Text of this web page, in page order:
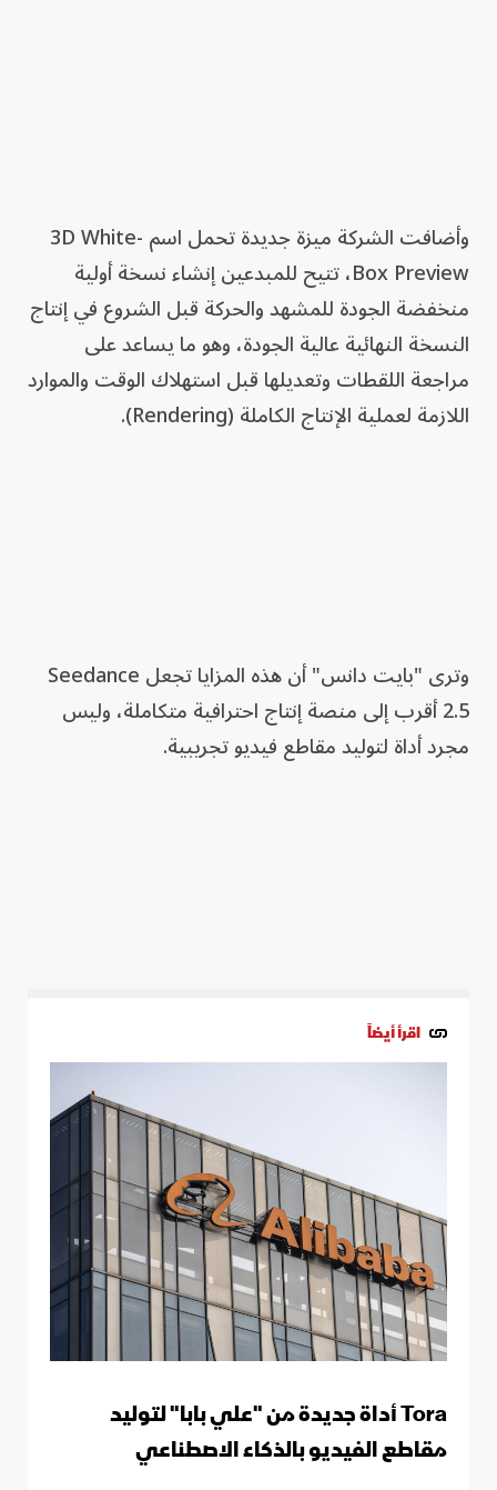
وأضافت الشركة ميزة جديدة تحمل اسم 3D White-
Box Preview، تتيح للمبدعين إنشاء نسخة أولية
منخفضة الجودة للمشهد والحركة قبل الشروع في إنتاج
النسخة النهائية عالية الجودة، وهو ما يساعد على
مراجعة اللقطات وتعديلها قبل استهلاك الوقت والموارد
اللازمة لعملية الإنتاج الكاملة (Rendering).
وترى "بايت دانس" أن هذه المزايا تجعل Seedance
2.5 أقرب إلى منصة إنتاج احترافية متكاملة، وليس
مجرد أداة لتوليد مقاطع فيديو تجريبية.
اقرأ أيضاً
Tora أداة جديدة من "علي بابا" لتوليد
مقاطع الفيديو بالذكاء الاصطناعي